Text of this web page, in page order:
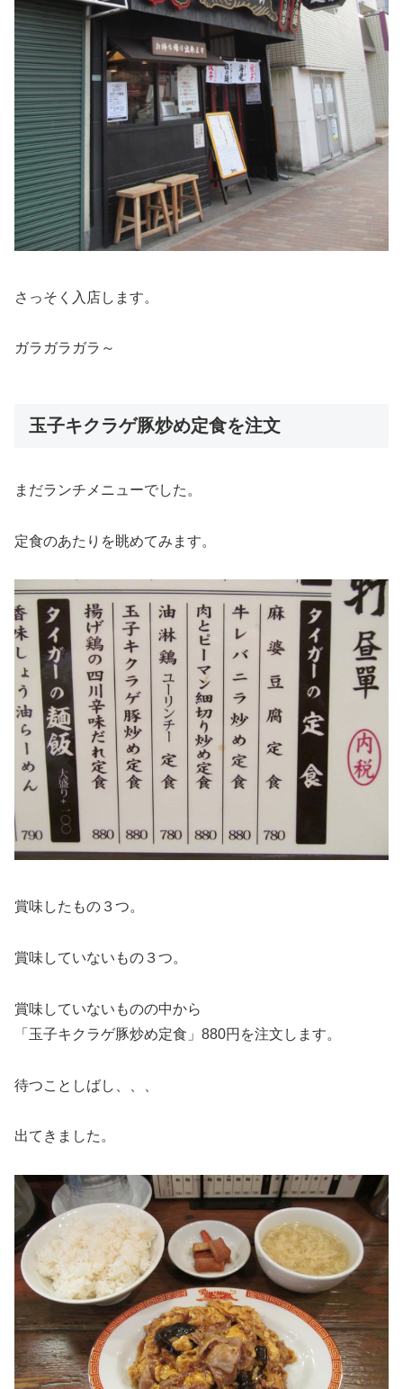
さっそく入店します。
ガラガラガラ～
玉子キクラゲ豚炒め定食を注文
まだランチメニューでした。
定食のあたりを眺めてみます。
賞味したもの３つ。
賞味していないもの３つ。
賞味していないものの中から
「玉子キクラゲ豚炒め定食」880円を注文します。
待つことしばし、、、
出てきました。